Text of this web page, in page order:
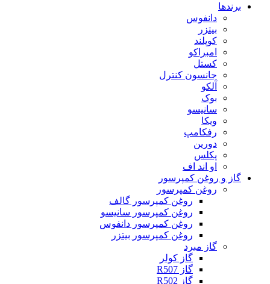
برندها
دانفوس
بیتزر
کوپلند
امبراکو
کستل
جانسون کنترل
آلکو
بوک
سانیسو
ویکا
رفکامپ
دورین
پکلس
او اند اف
گاز و روغن کمپرسور
روغن کمپرسور
روغن کمپرسور گالف
روغن کمپرسور سانیسو
روغن کمپرسور دانفوس
روغن کمپرسور بیتزر
گاز مبرد
گاز کولر
گاز R507
گاز R502